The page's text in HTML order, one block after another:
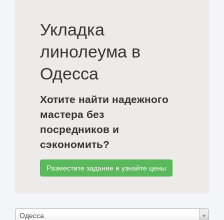
Укладка
линолеума в
Одесса
Хотите найти надежного
мастера без
посредников и
сэкономить?
Разместите задание и узнайте цены
Одесса